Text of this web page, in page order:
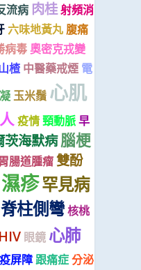
流病 肉桂射頻消
六味地黃丸 腹痛
病毒奧密克戎變
楂 中醫藥戒煙 電
玉米鬚 心肌
疫情頸動脈早
茨海默病腦梗
胃腸道腫瘤雙酚
濕疹罕見病
脊柱側彎核桃
HIV 眼鏡 心肺
屏障跟痛症分泌